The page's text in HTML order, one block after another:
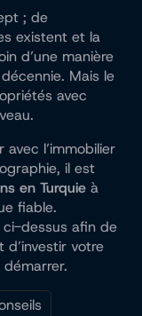
; de
existent et la
d’une manière
Mais le
avec
l’immobilier
il est
en Turquie à
fiable.
ci-dessus afin de
d’investir votre